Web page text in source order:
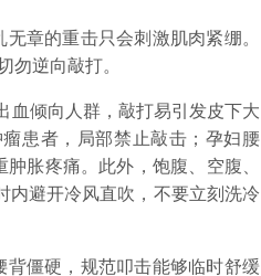
章的重击只会刺激肌肉紧绷。
逆向敲打。
倾向人群，敲打易引发皮下大
患者，局部禁止敲击；孕妇腰
胀疼痛。此外，饱腹、空腹、
避开冷风直吹，不要立刻洗冷
僵硬，规范叩击能够临时舒缓